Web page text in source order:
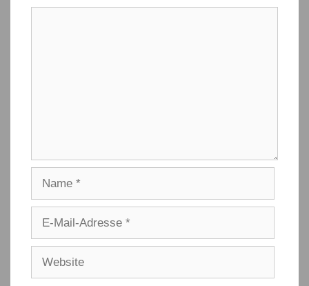
Adresse